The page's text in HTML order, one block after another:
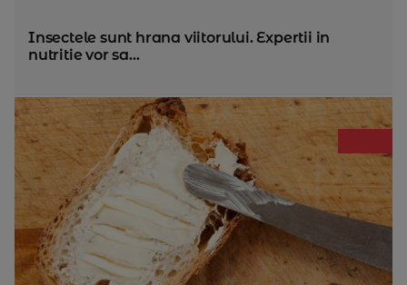
Insectele sunt hrana viitorului. Expertii in
nutritie vor sa...